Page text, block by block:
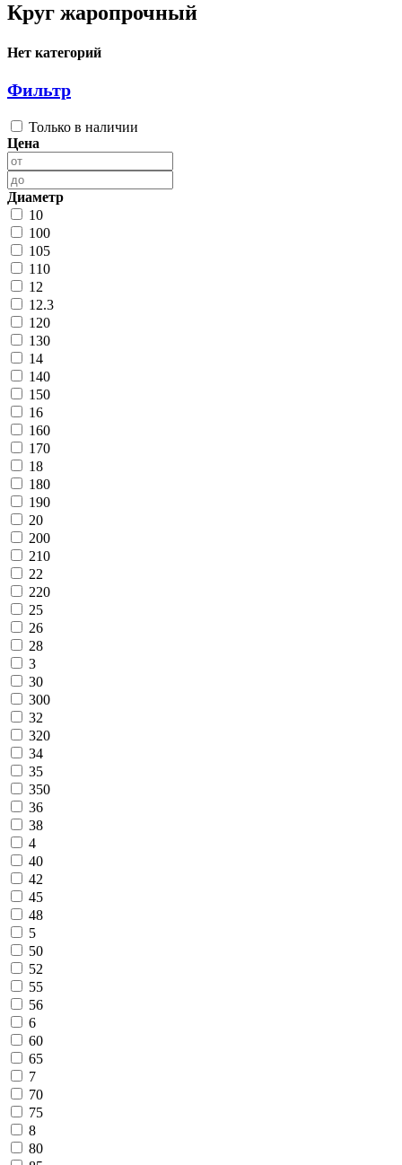
Круг жаропрочный
Нет категорий
Фильтр
Только в наличии
Цена
Диаметр
10
100
105
110
12
12.3
120
130
14
140
150
16
160
170
18
180
190
20
200
210
22
220
25
26
28
3
30
300
32
320
34
35
350
36
38
4
40
42
45
48
5
50
52
55
56
6
60
65
7
70
75
8
80